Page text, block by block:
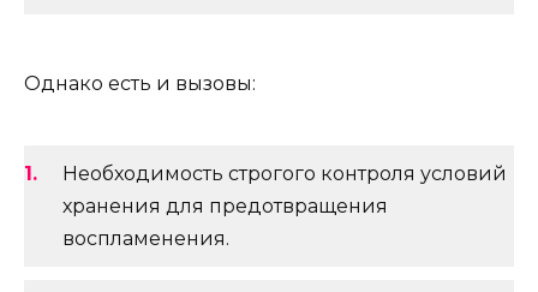
Однако есть и вызовы:
Необходимость строгого контроля условий
хранения для предотвращения
воспламенения.